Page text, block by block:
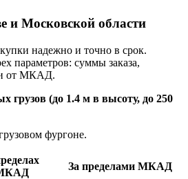
и Московской области
надежно и точно в срок.
параметров: суммы заказа,
от МКАД.
грузов (до 1.4 м в высоту, до 250
фургоне.
За пределами МКАД